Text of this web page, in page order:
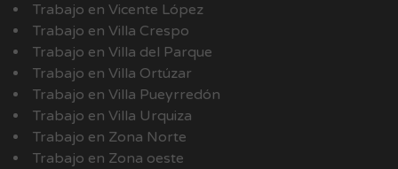
Trabajo en Vicente López
Trabajo en Villa Crespo
Trabajo en Villa del Parque
Trabajo en Villa Ortúzar
Trabajo en Villa Pueyrredón
Trabajo en Villa Urquiza
Trabajo en Zona Norte
Trabajo en Zona oeste